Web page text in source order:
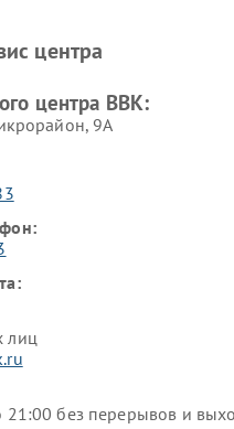
BBK
центра
центра BBK:
9А
лиц
без перерывов и